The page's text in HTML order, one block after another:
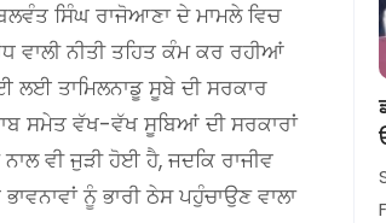
ਸਿੰਘ ਰਾਜੋਆਣਾ ਦੇ ਮਾਮਲੇ ਵਿਚ
ਨੀਤੀ ਤਹਿਤ ਕੰਮ ਕਰ ਰਹੀਆਂ
ਲਈ ਤਾਮਿਲਨਾਡੂ ਸੂਬੇ ਦੀ ਸਰਕਾਰ
ਸਮੇਤ ਵੱਖ-ਵੱਖ ਸੂਬਿਆਂ ਦੀ ਸਰਕਾਰਾਂ
ਵੀ ਜੁੜੀ ਹੋਈ ਹੈ, ਜਦਕਿ ਰਾਜੀਵ
ਨੂੰ ਭਾਰੀ ਠੇਸ ਪਹੁੰਚਾਉਣ ਵਾਲਾ